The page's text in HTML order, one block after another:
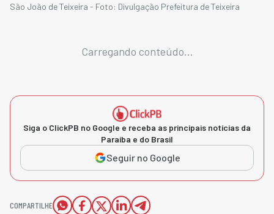
São João de Teixeira - Foto: Divulgação Prefeitura de Teixeira
Carregando conteúdo...
Siga o ClickPB no Google e receba as principais notícias da
Paraíba e do Brasil
Seguir no Google
COMPARTILHE